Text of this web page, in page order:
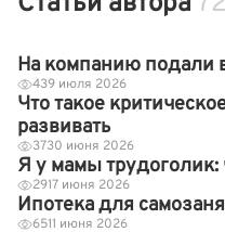
439 июля 2026
На компанию подали
3730 июня 2026
Что такое
развивать
2917 июня 2026
Я у мамы трудоголик:
6511 июня 2026
Ипотека для